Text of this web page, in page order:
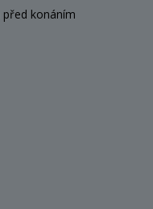
před konáním